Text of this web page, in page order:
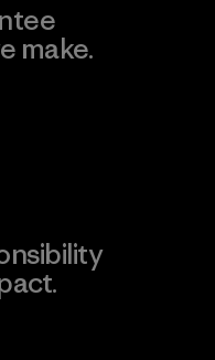
make.